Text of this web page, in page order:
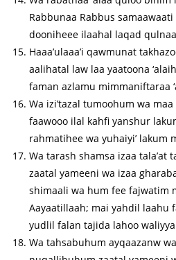
Rabbunaa Rabbus
dooniheee ilaahal laqad
Haaa’ulaaa’i qawmunat
aalihatal law laa yaatoona
faman azlamu mimmaniftaraa
Wa izi’tazal tumoohum wa
faawooo ilal kahfi yanshur
rahmatihee wa yuhaiyi’ lakum
Wa tarash shamsa izaa tala’at
zaatal yameeni wa izaa
shimaali wa hum fee fajwatim
Aayaatillaah; mai yahdil laahu
yudlil falan tajida lahoo
Wa tahsabuhum ayqaazanw